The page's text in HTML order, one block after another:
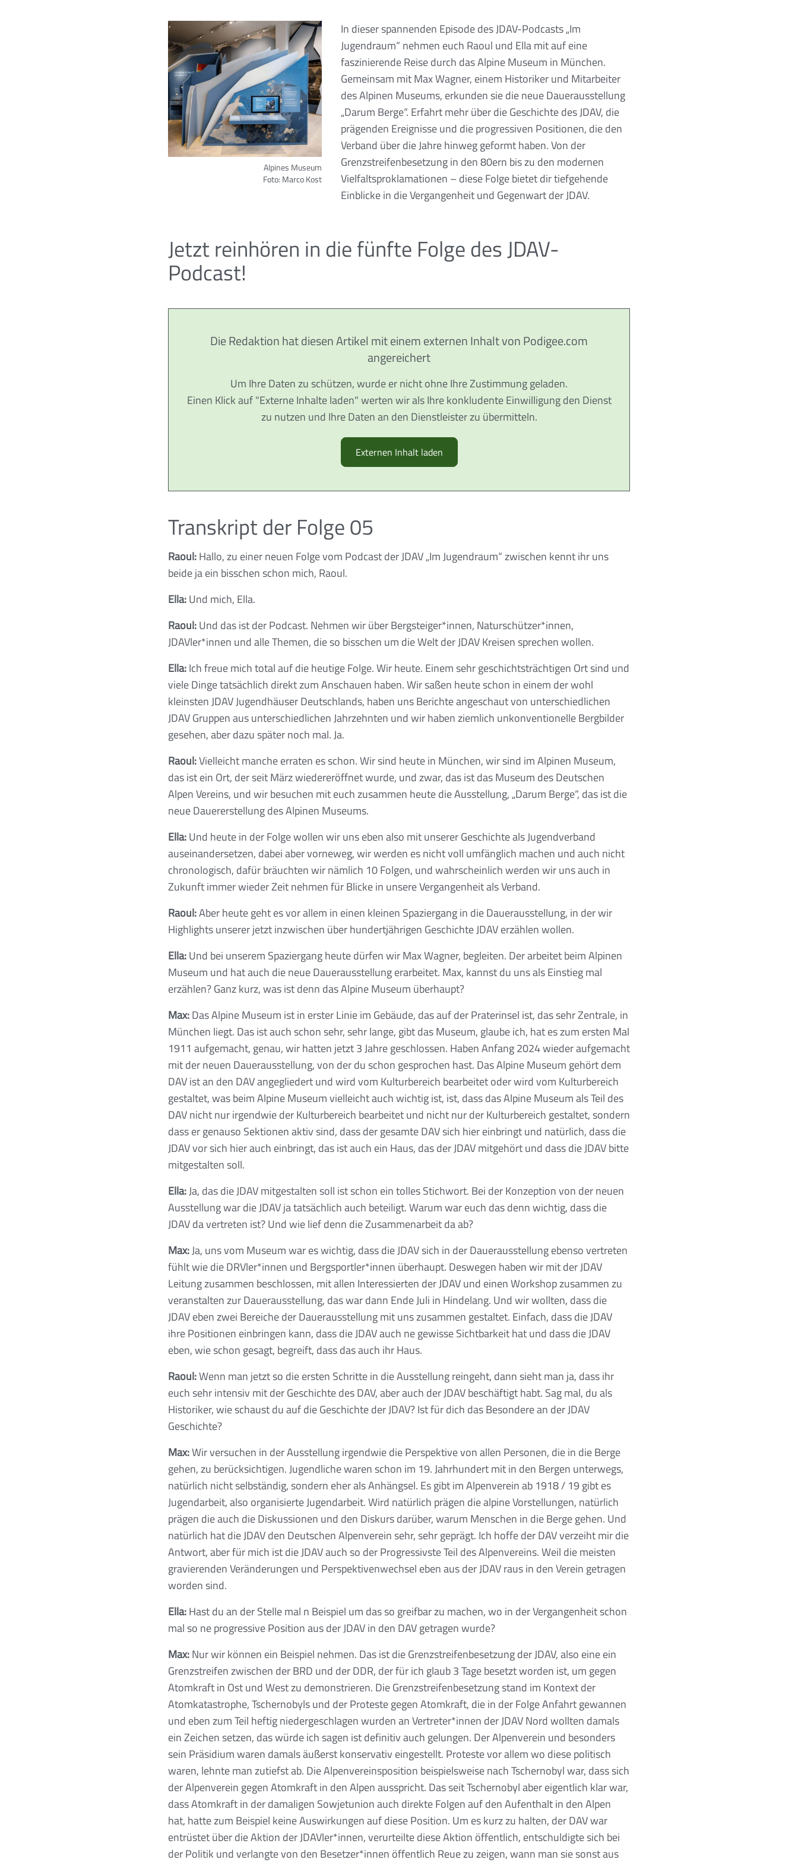
Alpines Museum
Foto: Marco Kost
In dieser spannenden Episode des JDAV-Podcasts „Im
Jugendraum“ nehmen euch Raoul und Ella mit auf eine
faszinierende Reise durch das Alpine Museum in München.
Gemeinsam mit Max Wagner, einem Historiker und Mitarbeiter
des Alpinen Museums, erkunden sie die neue Dauerausstellung
„Darum Berge“. Erfahrt mehr über die Geschichte des JDAV, die
prägenden Ereignisse und die progressiven Positionen, die den
Verband über die Jahre hinweg geformt haben. Von der
Grenzstreifenbesetzung in den 80ern bis zu den modernen
Vielfaltsproklamationen – diese Folge bietet dir tiefgehende
Einblicke in die Vergangenheit und Gegenwart der JDAV.
Jetzt reinhören in die fünfte Folge des JDAV-
Podcast!
Die Redaktion hat diesen Artikel mit einem externen Inhalt von Podigee.com
angereichert
Um Ihre Daten zu schützen, wurde er nicht ohne Ihre Zustimmung geladen.
Einen Klick auf "Externe Inhalte laden" werten wir als Ihre konkludente Einwilligung den Dienst
zu nutzen und Ihre Daten an den Dienstleister zu übermitteln.
Externen Inhalt laden
Transkript der Folge 05
Raoul:Hallo, zu einer neuen Folge vom Podcast der JDAV „Im Jugendraum“ zwischen kennt ihr uns
beide ja ein bisschen schon mich, Raoul.
Ella:Und mich, Ella.
Raoul:Und das ist der Podcast. Nehmen wir über Bergsteiger*innen, Naturschützer*innen,
JDAVler*innen und alle Themen, die so bisschen um die Welt der JDAV Kreisen sprechen wollen.
Ella:Ich freue mich total auf die heutige Folge. Wir heute. Einem sehr geschichtsträchtigen Ort sind und
viele Dinge tatsächlich direkt zum Anschauen haben. Wir saßen heute schon in einem der wohl
kleinsten JDAV Jugendhäuser Deutschlands, haben uns Berichte angeschaut von unterschiedlichen
JDAV Gruppen aus unterschiedlichen Jahrzehnten und wir haben ziemlich unkonventionelle Bergbilder
gesehen, aber dazu später noch mal. Ja.
Raoul:Vielleicht manche erraten es schon. Wir sind heute in München, wir sind im Alpinen Museum,
das ist ein Ort, der seit März wiedereröffnet wurde, und zwar, das ist das Museum des Deutschen
Alpen Vereins, und wir besuchen mit euch zusammen heute die Ausstellung, „Darum Berge“, das ist die
neue Dauererstellung des Alpinen Museums.
Ella:Und heute in der Folge wollen wir uns eben also mit unserer Geschichte als Jugendverband
auseinandersetzen, dabei aber vorneweg, wir werden es nicht voll umfänglich machen und auch nicht
chronologisch, dafür bräuchten wir nämlich 10 Folgen, und wahrscheinlich werden wir uns auch in
Zukunft immer wieder Zeit nehmen für Blicke in unsere Vergangenheit als Verband.
Raoul:Aber heute geht es vor allem in einen kleinen Spaziergang in die Dauerausstellung, in der wir
Highlights unserer jetzt inzwischen über hundertjährigen Geschichte JDAV erzählen wollen.
Ella:Und bei unserem Spaziergang heute dürfen wir Max Wagner, begleiten. Der arbeitet beim Alpinen
Museum und hat auch die neue Dauerausstellung erarbeitet. Max, kannst du uns als Einstieg mal
erzählen? Ganz kurz, was ist denn das Alpine Museum überhaupt?
Max:Das Alpine Museum ist in erster Linie im Gebäude, das auf der Praterinsel ist, das sehr Zentrale, in
München liegt. Das ist auch schon sehr, sehr lange, gibt das Museum, glaube ich, hat es zum ersten Mal
1911 aufgemacht, genau, wir hatten jetzt 3 Jahre geschlossen. Haben Anfang 2024 wieder aufgemacht
mit der neuen Dauerausstellung, von der du schon gesprochen hast. Das Alpine Museum gehört dem
DAV ist an den DAV angegliedert und wird vom Kulturbereich bearbeitet oder wird vom Kulturbereich
gestaltet, was beim Alpine Museum vielleicht auch wichtig ist, ist, dass das Alpine Museum als Teil des
DAV nicht nur irgendwie der Kulturbereich bearbeitet und nicht nur der Kulturbereich gestaltet, sondern
dass er genauso Sektionen aktiv sind, dass der gesamte DAV sich hier einbringt und natürlich, dass die
JDAV vor sich hier auch einbringt, das ist auch ein Haus, das der JDAV mitgehört und dass die JDAV bitte
mitgestalten soll.
Ella:Ja, das die JDAV mitgestalten soll ist schon ein tolles Stichwort. Bei der Konzeption von der neuen
Ausstellung war die JDAV ja tatsächlich auch beteiligt. Warum war euch das denn wichtig, dass die
JDAV da vertreten ist? Und wie lief denn die Zusammenarbeit da ab?
Max:Ja, uns vom Museum war es wichtig, dass die JDAV sich in der Dauerausstellung ebenso vertreten
fühlt wie die DRVler*innen und Bergsportler*innen überhaupt. Deswegen haben wir mit der JDAV
Leitung zusammen beschlossen, mit allen Interessierten der JDAV und einen Workshop zusammen zu
veranstalten zur Dauerausstellung, das war dann Ende Juli in Hindelang. Und wir wollten, dass die
JDAV eben zwei Bereiche der Dauerausstellung mit uns zusammen gestaltet. Einfach, dass die JDAV
ihre Positionen einbringen kann, dass die JDAV auch ne gewisse Sichtbarkeit hat und dass die JDAV
eben, wie schon gesagt, begreift, dass das auch ihr Haus.
Raoul:Wenn man jetzt so die ersten Schritte in die Ausstellung reingeht, dann sieht man ja, dass ihr
euch sehr intensiv mit der Geschichte des DAV, aber auch der JDAV beschäftigt habt. Sag mal, du als
Historiker, wie schaust du auf die Geschichte der JDAV? Ist für dich das Besondere an der JDAV
Geschichte?
Max:Wir versuchen in der Ausstellung irgendwie die Perspektive von allen Personen, die in die Berge
gehen, zu berücksichtigen. Jugendliche waren schon im 19. Jahrhundert mit in den Bergen unterwegs,
natürlich nicht selbständig, sondern eher als Anhängsel. Es gibt im Alpenverein ab 1918 / 19 gibt es
Jugendarbeit, also organisierte Jugendarbeit. Wird natürlich prägen die alpine Vorstellungen, natürlich
prägen die auch die Diskussionen und den Diskurs darüber, warum Menschen in die Berge gehen. Und
natürlich hat die JDAV den Deutschen Alpenverein sehr, sehr geprägt. Ich hoffe der DAV verzeiht mir die
Antwort, aber für mich ist die JDAV auch so der Progressivste Teil des Alpenvereins. Weil die meisten
gravierenden Veränderungen und Perspektivenwechsel eben aus der JDAV raus in den Verein getragen
worden sind.
Ella:Hast du an der Stelle mal n Beispiel um das so greifbar zu machen, wo in der Vergangenheit schon
mal so ne progressive Position aus der JDAV in den DAV getragen wurde?
Max:Nur wir können ein Beispiel nehmen. Das ist die Grenzstreifenbesetzung der JDAV, also eine ein
Grenzstreifen zwischen der BRD und der DDR, der für ich glaub 3 Tage besetzt worden ist, um gegen
Atomkraft in Ost und West zu demonstrieren. Die Grenzstreifenbesetzung stand im Kontext der
Atomkatastrophe, Tschernobyls und der Proteste gegen Atomkraft, die in der Folge Anfahrt gewannen
und eben zum Teil heftig niedergeschlagen wurden an Vertreter*innen der JDAV Nord wollten damals
ein Zeichen setzen, das würde ich sagen ist definitiv auch gelungen. Der Alpenverein und besonders
sein Präsidium waren damals äußerst konservativ eingestellt. Proteste vor allem wo diese politisch
waren, lehnte man zutiefst ab. Die Alpenvereinsposition beispielsweise nach Tschernobyl war, dass sich
der Alpenverein gegen Atomkraft in den Alpen ausspricht. Das seit Tschernobyl aber eigentlich klar war,
dass Atomkraft in der damaligen Sowjetunion auch direkte Folgen auf den Aufenthalt in den Alpen
hat, hatte zum Beispiel keine Auswirkungen auf diese Position. Um es kurz zu halten, der DAV war
entrüstet über die Aktion der JDAVler*innen, verurteilte diese Aktion öffentlich, entschuldigte sich bei
der Politik und verlangte von den Besetzer*innen öffentlich Reue zu zeigen, wann man sie sonst aus